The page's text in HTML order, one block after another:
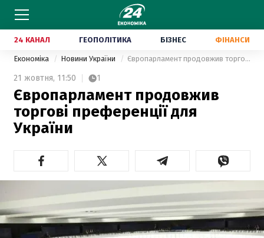
24 КАНАЛ ГЕОПОЛІТИКА БІЗНЕС ФІНАНСИ
Економіка Новини України Європарламент продовжив торгові преференції для України
21 жовтня, 11:50 1
Європарламент продовжив
торгові преференції для
України